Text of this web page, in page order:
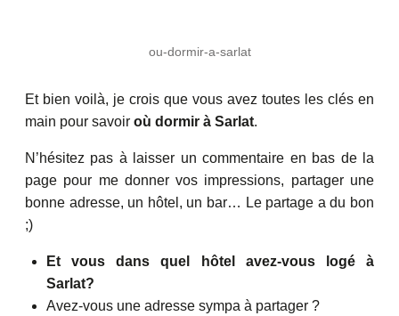
ou-dormir-a-sarlat
Et bien voilà, je crois que vous avez toutes les clés en
main pour savoir où dormir à Sarlat.
N’hésitez pas à laisser un commentaire en bas de la
page pour me donner vos impressions, partager une
bonne adresse, un hôtel, un bar… Le partage a du bon
;)
Et vous dans quel hôtel avez-vous logé à
Sarlat?
Avez-vous une adresse sympa à partager ?